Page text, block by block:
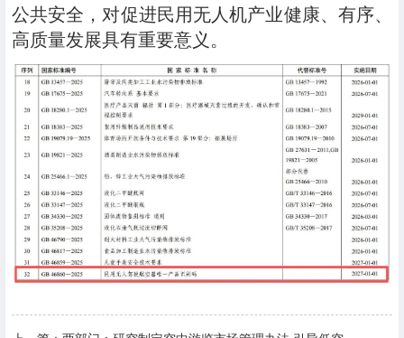
公共安全，对促进民用无人机产业健康、有序、
高质量发展具有重要意义。